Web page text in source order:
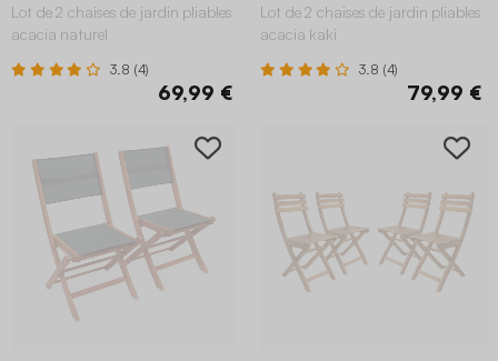
Lot de 2 chaises de jardin pliables
acacia naturel
3.8 (4)
69,99 €
Lot de 2 chaises de jardin pliables
acacia kaki
3.8 (4)
79,99 €